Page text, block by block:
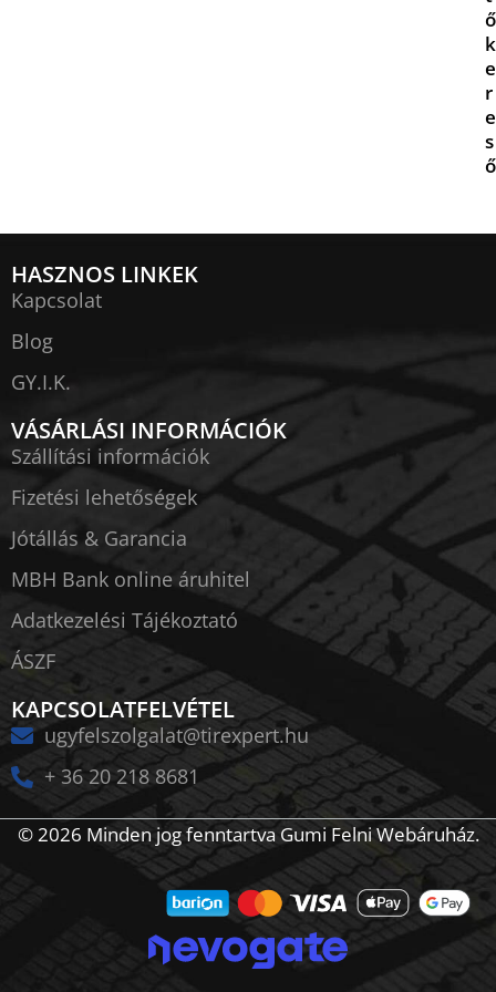
ő
k
e
r
e
s
ő
HASZNOS LINKEK
Kapcsolat
Blog
GY.I.K.
VÁSÁRLÁSI INFORMÁCIÓK
Szállítási információk
Fizetési lehetőségek
Jótállás & Garancia
MBH Bank online áruhitel
Adatkezelési Tájékoztató
ÁSZF
KAPCSOLATFELVÉTEL
ugyfelszolgalat@tirexpert.hu
+ 36 20 218 8681
© 2026 Minden jog fenntartva Gumi Felni Webáruház.